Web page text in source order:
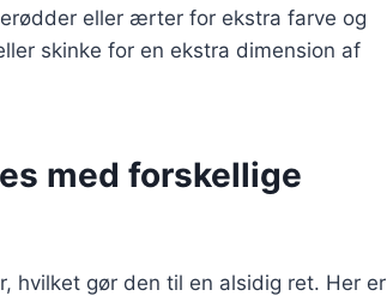
eller ærter for ekstra farve og
skinke for en ekstra dimension af
med forskellige
hvilket gør den til en alsidig ret. Her er